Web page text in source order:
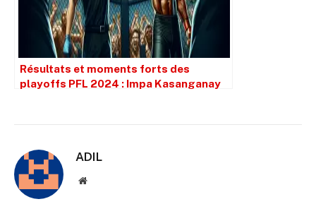
Résultats et moments forts des
playoffs PFL 2024 : Impa Kasanganay
ADIL
Site